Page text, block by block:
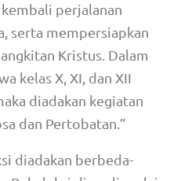
perjalanan
serta mempersiapkan
Kristus. Dalam
kelas X, XI, dan XII
diadakan kegiatan
dan Pertobatan.”
diadakan berbeda-